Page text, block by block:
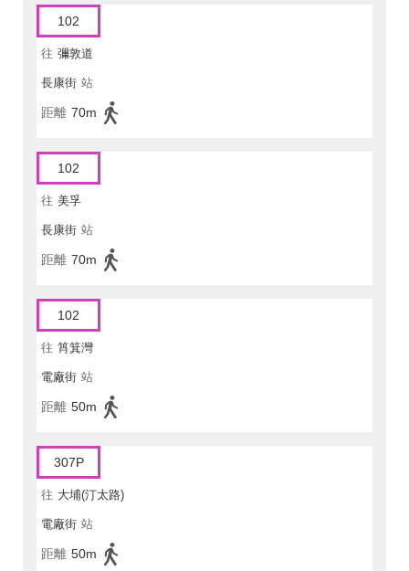
102
往 彌敦道
長康街 站
距離 70m
102
往 美孚
長康街 站
距離 70m
102
往 筲箕灣
電廠街 站
距離 50m
307P
往 大埔(汀太路)
電廠街 站
距離 50m